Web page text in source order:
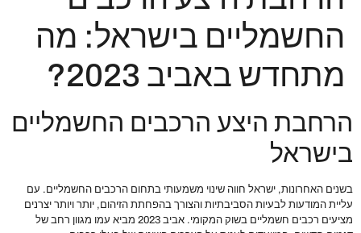
החשמליים בישראל: מה
מתחדש באביב 2023?
הרחבת היצע הרכבים החשמליים
בישראל
בשנים האחרונות, ישראל חווה שינוי משמעותי בתחום הרכבים החשמליים. עם
עליית המודעות לבעיות הסביבתיות והצורך בהפחתת הזיהום, יותר ויותר יצרנים
מציעים רכבים חשמליים בשוק המקומי. אביב 2023 מביא עמו מגוון רחב של